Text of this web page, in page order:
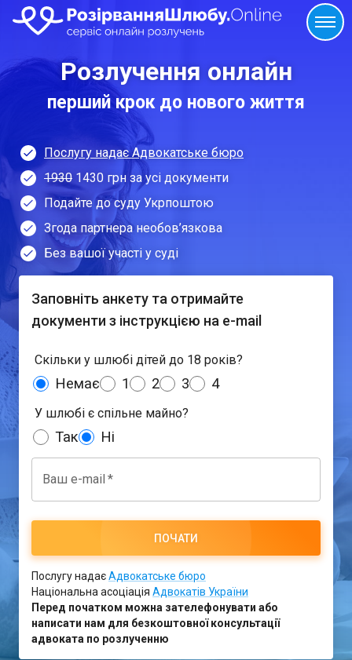
Розлучення онлайн
перший крок до нового життя
Послугу надає Адвокатське бюро
1930 1430 грн за усі документи
Подайте до суду Укрпоштою
Згода партнера необов’язкова
Без вашої участі у суді
Заповніть анкету та отримайте
документи з інструкцією на e-mail
Скільки у шлюбі дітей до 18 років?
Немає 1 2 3 4
У шлюбі є спільне майно?
Так Ні
Ваш e-mail *
ПОЧАТИ
Послугу надаєАдвокатське бюро
Національна асоціація Адвокатів України
Перед початком можна зателефонувати або
написати нам для безкоштовної консультації
адвоката по розлученню